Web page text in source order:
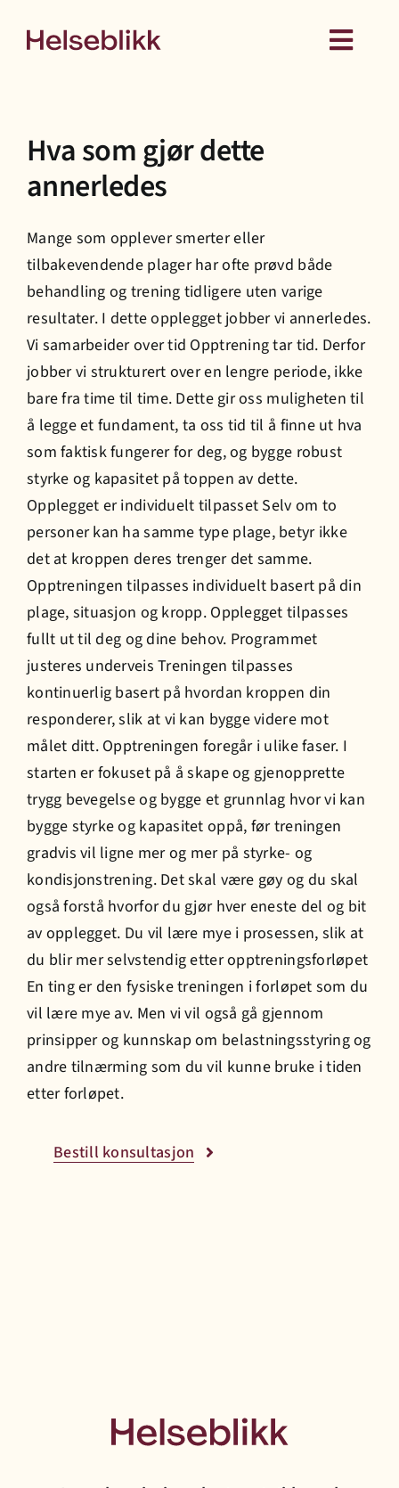
Kurs
Hud
Helseattester
Om oss
Prisliste
Jobb hos oss
Bestill time
Hva som gjør dette
annerledes
Mange som opplever smerter eller
tilbakevendende plager har ofte prøvd både
behandling og trening tidligere uten varige
resultater. I dette opplegget jobber vi annerledes.
Vi samarbeider over tid Opptrening tar tid. Derfor
jobber vi strukturert over en lengre periode, ikke
bare fra time til time. Dette gir oss muligheten til
å legge et fundament, ta oss tid til å finne ut hva
som faktisk fungerer for deg, og bygge robust
styrke og kapasitet på toppen av dette.
Opplegget er individuelt tilpasset Selv om to
personer kan ha samme type plage, betyr ikke
det at kroppen deres trenger det samme.
Opptreningen tilpasses individuelt basert på din
plage, situasjon og kropp. Opplegget tilpasses
fullt ut til deg og dine behov. Programmet
justeres underveis Treningen tilpasses
kontinuerlig basert på hvordan kroppen din
responderer, slik at vi kan bygge videre mot
målet ditt. Opptreningen foregår i ulike faser. I
starten er fokuset på å skape og gjenopprette
trygg bevegelse og bygge et grunnlag hvor vi kan
bygge styrke og kapasitet oppå, før treningen
gradvis vil ligne mer og mer på styrke- og
kondisjonstrening. Det skal være gøy og du skal
også forstå hvorfor du gjør hver eneste del og bit
av opplegget. Du vil lære mye i prosessen, slik at
du blir mer selvstendig etter opptreningsforløpet
En ting er den fysiske treningen i forløpet som du
vil lære mye av. Men vi vil også gå gjennom
prinsipper og kunnskap om belastningsstyring og
andre tilnærming som du vil kunne bruke i tiden
etter forløpet.
Bestill konsultasjon